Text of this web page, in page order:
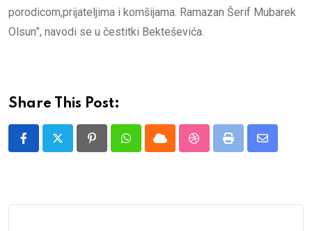
porodicom,prijateljima i komšijama. Ramazan Šerif Mubarek
Olsun”, navodi se u čestitki Bekteševića.
Share This Post:
PinterestWhatsappCloud StumbleUpon
Print
Share